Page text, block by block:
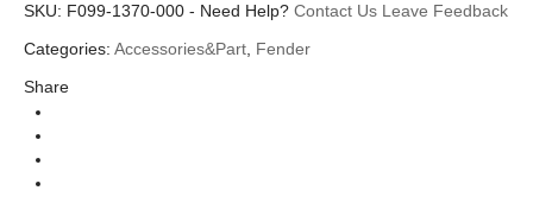
SKU: F099-1370-000 - Need Help? Contact Us Leave Feedback
Categories: Accessories&Part, Fender
Share